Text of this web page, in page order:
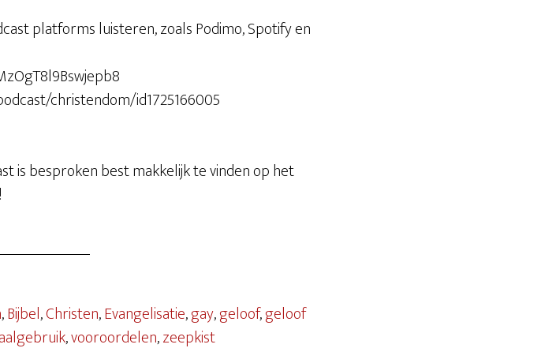
platforms luisteren, zoals Podimo, Spotify en
christendom/id1725166005
is besproken best makkelijk te vinden op het
,Bijbel,Christen,Evangelisatie,gay,geloof,geloof
,vooroordelen,zeepkist